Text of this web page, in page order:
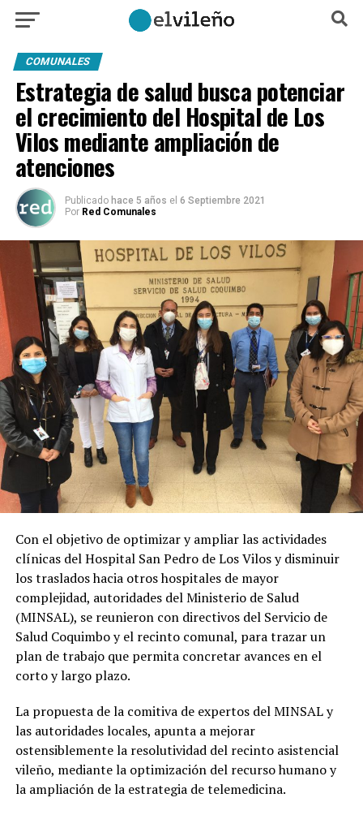
COMUNALES
Estrategia de salud busca potenciar
el crecimiento del Hospital de Los
Vilos mediante ampliación de
atenciones
Publicado hace 5 años el 6 Septiembre 2021
Por Red Comunales
Con el objetivo de optimizar y ampliar las actividades
clínicas del Hospital San Pedro de Los Vilos y disminuir
los traslados hacia otros hospitales de mayor
complejidad, autoridades del Ministerio de Salud
(MINSAL), se reunieron con directivos del Servicio de
Salud Coquimbo y el recinto comunal, para trazar un
plan de trabajo que permita concretar avances en el
corto y largo plazo.
La propuesta de la comitiva de expertos del MINSAL y
las autoridades locales, apunta a mejorar
ostensiblemente la resolutividad del recinto asistencial
vileño, mediante la optimización del recurso humano y
la ampliación de la estrategia de telemedicina.